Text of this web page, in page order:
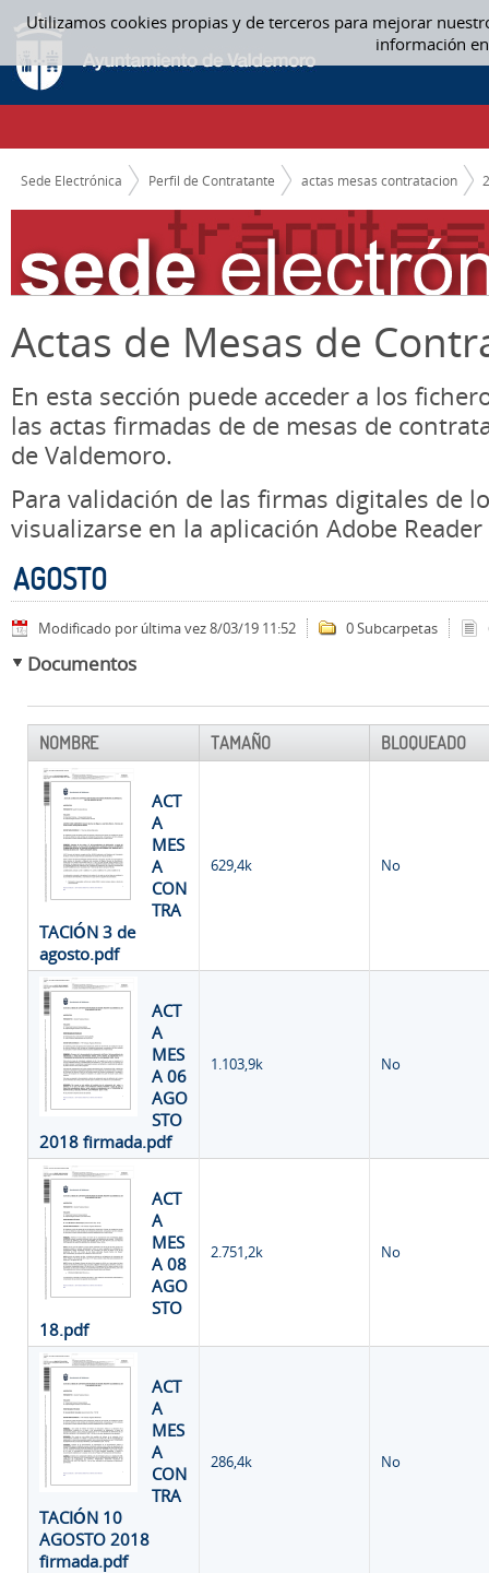
Utilizamos cookies propias y de terceros para mejorar
información
Saltar al contenido
AGOSTO - ACTAS MESAS CONTRATACION
CAMINO DE MIGAS
Sede Electrónica Perfil de Contratante actas mesas contratacion
Actas de Mesas de
En esta sección puede acceder a los
las actas firmadas de de mesas de
de Valdemoro.
Para validación de las firmas digitales de
visualizarse en la aplicación Adobe Reader
AGOSTO
Modificado por última vez 8/03/19 11:52 0 Subcarpetas
Documentos
NOMBRE TAMAÑO BLOQUEADO
ACT
A
MES
A
CON
TRA
TACIÓN 3 de
agosto.pdf
629,4k No
ACT
A
MES
A 06
AGO
STO
2018 firmada.pdf
1.103,9k No
ACT
A
MES
A 08
AGO
STO
18.pdf
2.751,2k No
ACT
A
MES
A
CON
TRA
TACIÓN 10
AGOSTO 2018
firmada.pdf
286,4k No